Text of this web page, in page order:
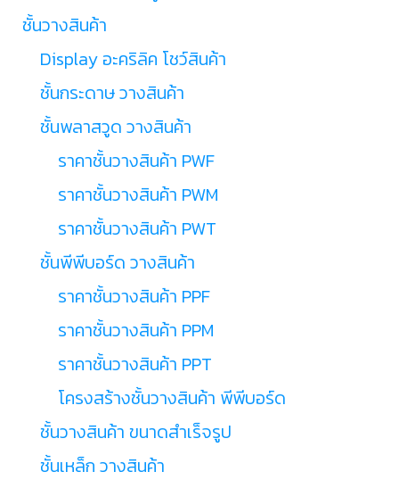
ชั้นวางสินค้า
Display อะคริลิค โชว์สินค้า
ชั้นกระดาษ วางสินค้า
ชั้นพลาสวูด วางสินค้า
ราคาชั้นวางสินค้า PWF
ราคาชั้นวางสินค้า PWM
ราคาชั้นวางสินค้า PWT
ชั้นพีพีบอร์ด วางสินค้า
ราคาชั้นวางสินค้า PPF
ราคาชั้นวางสินค้า PPM
ราคาชั้นวางสินค้า PPT
โครงสร้างชั้นวางสินค้า พีพีบอร์ด
ชั้นวางสินค้า ขนาดสำเร็จรูป
ชั้นเหล็ก วางสินค้า